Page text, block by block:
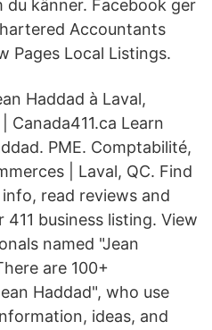
du känner. Facebook ger
Accountants
Pages Local Listings.
Haddad à Laval,
Canada411.ca Learn
PME. Comptabilité,
| Laval, QC. Find
read reviews and
business listing. View
named "Jean
are 100+
Haddad", who use
ideas, and